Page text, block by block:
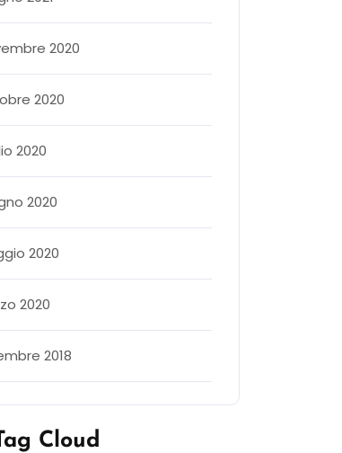
2020
2020
2020
2020
2020
2020
2018
Cloud